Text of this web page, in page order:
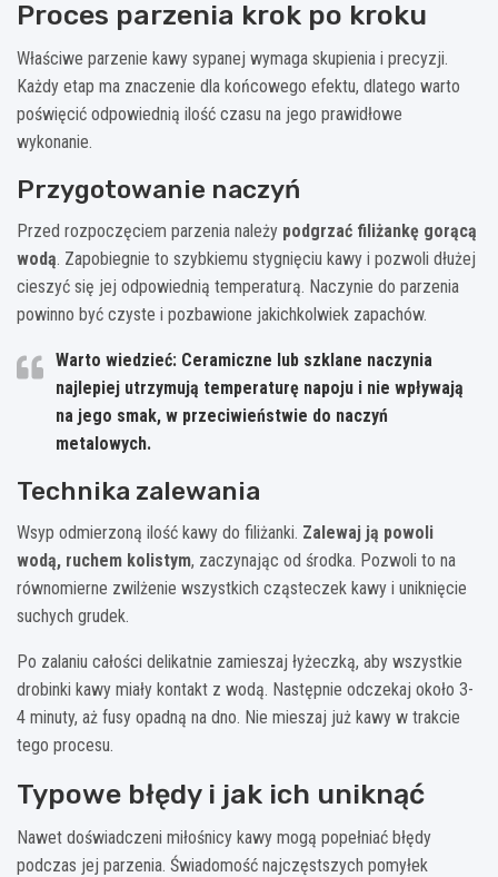
Proces parzenia krok po kroku
Właściwe parzenie kawy sypanej wymaga skupienia i precyzji.
Każdy etap ma znaczenie dla końcowego efektu, dlatego warto
poświęcić odpowiednią ilość czasu na jego prawidłowe
wykonanie.
Przygotowanie naczyń
Przed rozpoczęciem parzenia należy podgrzać filiżankę gorącą
wodą. Zapobiegnie to szybkiemu stygnięciu kawy i pozwoli dłużej
cieszyć się jej odpowiednią temperaturą. Naczynie do parzenia
powinno być czyste i pozbawione jakichkolwiek zapachów.
Warto wiedzieć: Ceramiczne lub szklane naczynia
najlepiej utrzymują temperaturę napoju i nie wpływają
na jego smak, w przeciwieństwie do naczyń
metalowych.
Technika zalewania
Wsyp odmierzoną ilość kawy do filiżanki. Zalewaj ją powoli
wodą, ruchem kolistym, zaczynając od środka. Pozwoli to na
równomierne zwilżenie wszystkich cząsteczek kawy i uniknięcie
suchych grudek.
Po zalaniu całości delikatnie zamieszaj łyżeczką, aby wszystkie
drobinki kawy miały kontakt z wodą. Następnie odczekaj około 3-
4 minuty, aż fusy opadną na dno. Nie mieszaj już kawy w trakcie
tego procesu.
Typowe błędy i jak ich uniknąć
Nawet doświadczeni miłośnicy kawy mogą popełniać błędy
podczas jej parzenia. Świadomość najczęstszych pomyłek